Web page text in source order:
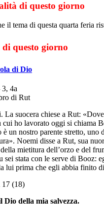
di questo giorno
il tema di questa quarta feria
questo giorno
di Dio
3, 4a
di Rut
La suocera chiese a Rut:
cui ho lavorato oggi si chiama
è un nostro parente stretto,
Noemi disse a Rut, sua
mietitura dell’orzo e del
sei stata con le serve di Booz:
lui prima che egli abbia finito
17 (18)
Dio della mia salvezza.